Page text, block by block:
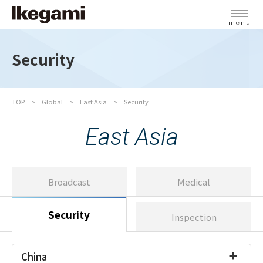
menu
Security
TOP Global East Asia Security
East Asia
Broadcast Medical
Security Inspection
China